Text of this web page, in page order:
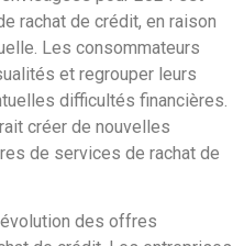
rachat de crédit, en raison
Les consommateurs
et regrouper leurs
difficultés financières.
créer de nouvelles
de services de rachat de
des offres